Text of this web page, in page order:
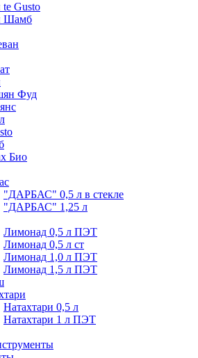
Gusto
Шамб
Фуд
Био
"ДАРБАС" 0,5 л в стекле
"ДАРБАС" 1,25 л
Лимонад 0,5 л ПЭТ
Лимонад 0,5 л ст
Лимонад 1,0 л ПЭТ
Лимонад 1,5 л ПЭТ
Натахтари 0,5 л
Натахтари 1 л ПЭТ